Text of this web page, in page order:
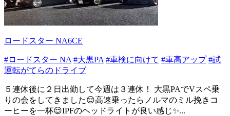
ロードスター NA6CE
#ロードスター NA #大黒PA #車検に向けて #車高アップ #試
運転がてらのドライブ
５連休後に２日出勤して今週は３連休！ 大黒PAでVスペ乗
りの会をしてきました😌高速乗ったらノルマのミル挽きコ
ーヒーを一杯😌IPFのヘッドライトが良い感じ✨...